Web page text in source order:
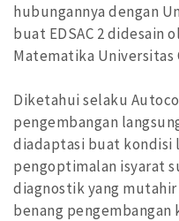
hubungannya dengan
buat EDSAC 2 didesain
Matematika Universitas
Diketahui selaku
pengembangan
diadaptasi buat kondisi
pengoptimalan isyarat
diagnostik yang
benang